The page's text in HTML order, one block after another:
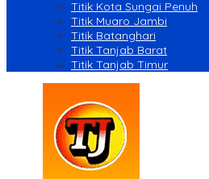
Titik Kota Sungai Penuh
Titik Muaro Jambi
Titik Batanghari
Titik Tanjab Barat
Titik Tanjab Timur